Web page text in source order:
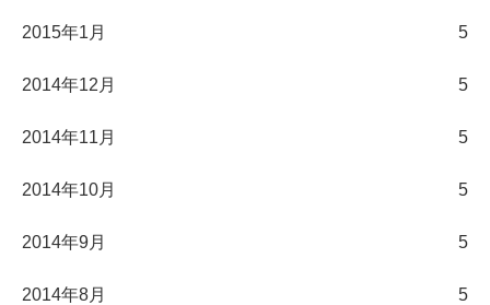
2015年1月 5
2014年12月 5
2014年11月 5
2014年10月 5
2014年9月 5
2014年8月 5